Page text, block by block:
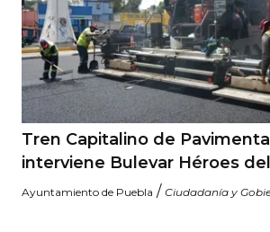
Tren Capitalino de
interviene Bulevar Héroes
Ayuntamiento de Puebla / Ciudadanía y